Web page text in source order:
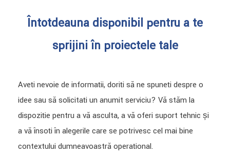
Întotdeauna disponibil pentru a te
sprijini în proiectele tale
Aveți nevoie de informații, doriți să ne spuneți despre o
idee sau să solicitați un anumit serviciu? Vă stăm la
dispoziție pentru a vă asculta, a vă oferi suport tehnic și
a vă însoți în alegerile care se potrivesc cel mai bine
contextului dumneavoastră operațional.